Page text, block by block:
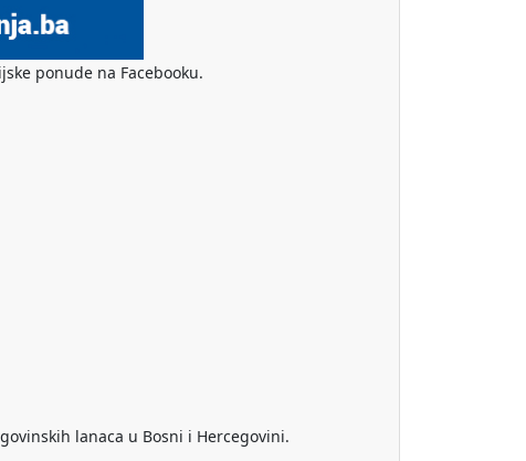
ponude na Facebooku.
lanaca u Bosni i Hercegovini.